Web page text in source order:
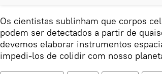
Os cientistas sublinham que corpos
podem ser detectados a partir de
devemos elaborar instrumentos
impedi-los de colidir com nosso